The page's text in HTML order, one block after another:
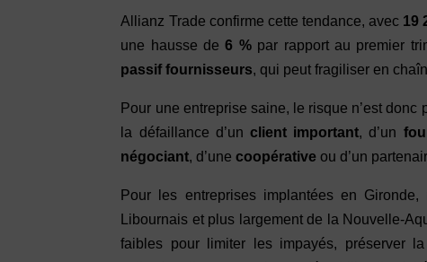
Allianz Trade confirme cette tendance, avec 19
une hausse de6 %par rapport au premier
passif fournisseurs, qui peut fragiliser en
Pour une entreprise saine, le risque n’est
la défaillance d’unclient important, d’un
négociant, d’unecoopérative ou d’un
Pour les entreprises implantées en Gironde,
Libournais et plus largement de la Nouvelle-
faibles pour limiter les impayés, préserver